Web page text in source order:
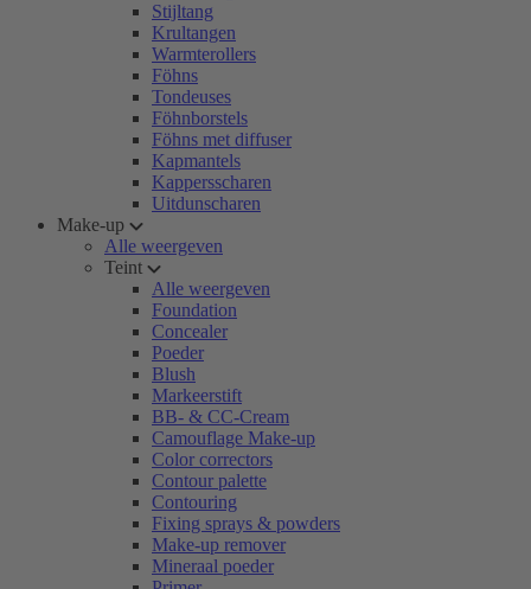
Stijltang
Krultangen
Warmterollers
Föhns
Tondeuses
Föhnborstels
Föhns met diffuser
Kapmantels
Kappersscharen
Uitdunscharen
Make-up
Alle weergeven
Teint
Alle weergeven
Foundation
Concealer
Poeder
Blush
Markeerstift
BB- & CC-Cream
Camouflage Make-up
Color correctors
Contour palette
Contouring
Fixing sprays & powders
Make-up remover
Mineraal poeder